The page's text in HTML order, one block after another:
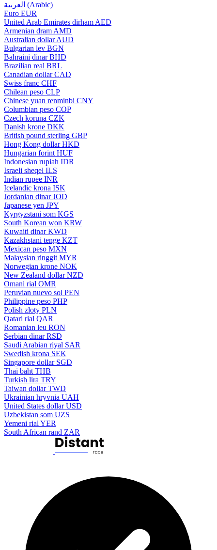
العربية (Arabic)
Euro EUR
United Arab Emirates dirham AED
Armenian dram AMD
Australian dollar AUD
Bulgarian lev BGN
Bahraini dinar BHD
Brazilian real BRL
Canadian dollar CAD
Swiss franc CHF
Chilean peso CLP
Chinese yuan renminbi CNY
Columbian peso COP
Czech koruna CZK
Danish krone DKK
British pound sterling GBP
Hong Kong dollar HKD
Hungarian forint HUF
Indonesian rupiah IDR
Israeli sheqel ILS
Indian rupee INR
Icelandic krona ISK
Jordanian dinar JOD
Japanese yen JPY
Kyrgyzstani som KGS
South Korean won KRW
Kuwaiti dinar KWD
Kazakhstani tenge KZT
Mexican peso MXN
Malaysian ringgit MYR
Norwegian krone NOK
New Zealand dollar NZD
Omani rial OMR
Peruvian nuevo sol PEN
Philippine peso PHP
Polish zloty PLN
Qatari rial QAR
Romanian leu RON
Serbian dinar RSD
Saudi Arabian riyal SAR
Swedish krona SEK
Singapore dollar SGD
Thai baht THB
Turkish lira TRY
Taiwan dollar TWD
Ukrainian hryvnia UAH
United States dollar USD
Uzbekistan som UZS
Yemeni rial YER
South African rand ZAR